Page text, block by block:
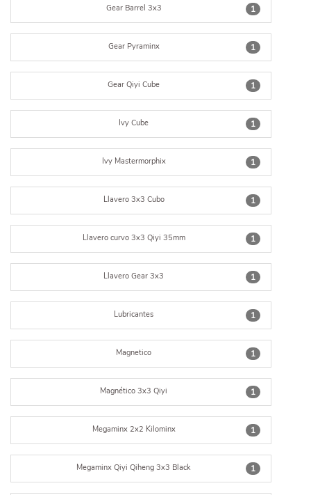
1
Gear Barrel 3x3
1
Gear Pyraminx
1
Gear Qiyi Cube
1
Ivy Cube
1
Ivy Mastermorphix
1
Llavero 3x3 Cubo
1
Llavero curvo 3x3 Qiyi 35mm
1
Llavero Gear 3x3
1
Lubricantes
1
Magnetico
1
Magnético 3x3 Qiyi
1
Megaminx 2x2 Kilominx
1
Megaminx Qiyi Qiheng 3x3 Black